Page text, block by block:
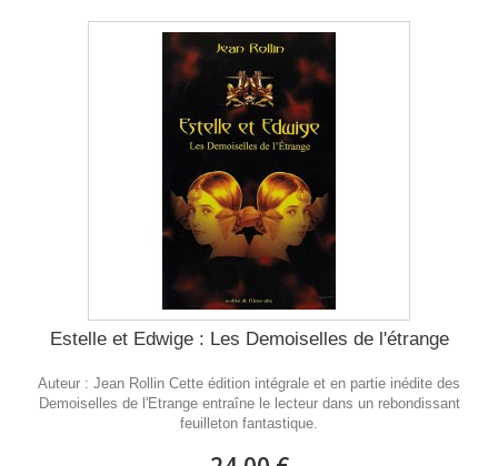
Estelle et Edwige : Les Demoiselles de l'étrange
Auteur : Jean Rollin Cette édition intégrale et en partie inédite des
Demoiselles de l'Etrange entraîne le lecteur dans un rebondissant
feuilleton fantastique.